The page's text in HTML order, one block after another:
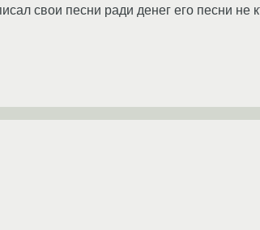
свои песни ради денег его песни не